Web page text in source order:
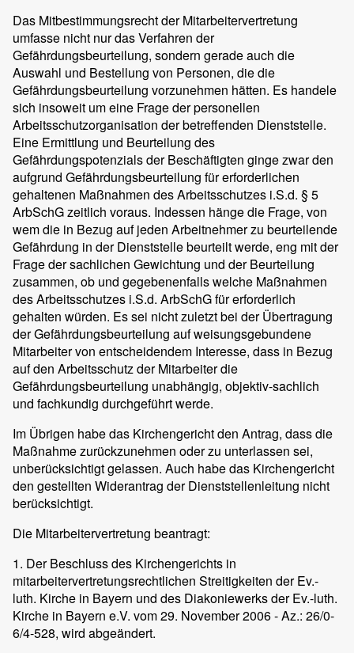
Das Mitbestimmungsrecht der Mitarbeitervertretung
umfasse nicht nur das Verfahren der
Gefährdungsbeurteilung, sondern gerade auch die
Auswahl und Bestellung von Personen, die die
Gefährdungsbeurteilung vorzunehmen hätten. Es handele
sich insoweit um eine Frage der personellen
Arbeitsschutzorganisation der betreffenden Dienststelle.
Eine Ermittlung und Beurteilung des
Gefährdungspotenzials der Beschäftigten ginge zwar den
aufgrund Gefährdungsbeurteilung für erforderlichen
gehaltenen Maßnahmen des Arbeitsschutzes i.S.d. § 5
ArbSchG zeitlich voraus. Indessen hänge die Frage, von
wem die in Bezug auf jeden Arbeitnehmer zu beurteilende
Gefährdung in der Dienststelle beurteilt werde, eng mit der
Frage der sachlichen Gewichtung und der Beurteilung
zusammen, ob und gegebenenfalls welche Maßnahmen
des Arbeitsschutzes i.S.d. ArbSchG für erforderlich
gehalten würden. Es sei nicht zuletzt bei der Übertragung
der Gefährdungsbeurteilung auf weisungsgebundene
Mitarbeiter von entscheidendem Interesse, dass in Bezug
auf den Arbeitsschutz der Mitarbeiter die
Gefährdungsbeurteilung unabhängig, objektiv-sachlich
und fachkundig durchgeführt werde.
Im Übrigen habe das Kirchengericht den Antrag, dass die
Maßnahme zurückzunehmen oder zu unterlassen sei,
unberücksichtigt gelassen. Auch habe das Kirchengericht
den gestellten Widerantrag der Dienststellenleitung nicht
berücksichtigt.
Die Mitarbeitervertretung beantragt:
1. Der Beschluss des Kirchengerichts in
mitarbeitervertretungsrechtlichen Streitigkeiten der Ev.-
luth. Kirche in Bayern und des Diakoniewerks der Ev.-luth.
Kirche in Bayern e.V. vom 29. November 2006 - Az.: 26/0-
6/4-528, wird abgeändert.